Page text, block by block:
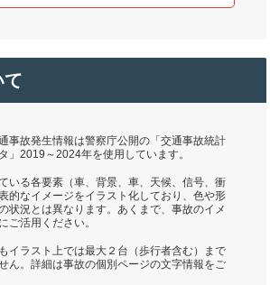
て
事故発生情報は警察庁公開の「交通事故統計
」2019～2024年を使用しています。
いる各要素（車、背景、車、天候、信号、衝
的なイメージをイラスト化しており、色や形
状況とは異なります。あくまで、事故のイメ
ご活用ください。
イラスト上では最大２台（歩行者含む）まで
ん。詳細は事故の個別ページの文字情報をご